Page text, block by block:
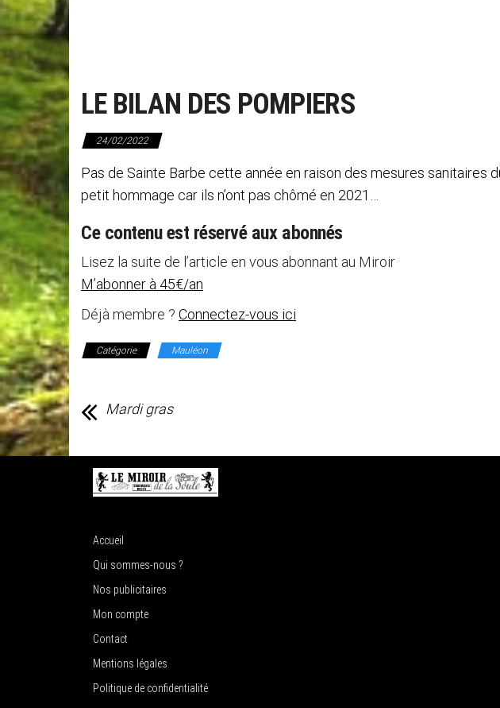
LE BILAN DES POMPIERS
24/02/2022
Pas de Sainte Barbe cette année en raison des mesures sanitaires
petit hommage car ils n’ont pas chômé en 2021…
Ce contenu est réservé aux abonnés
Lisez la suite de l’article en vous abonnant au Miroir
M’abonner à 45€/an
Déjà membre ? Connectez-vous ici
Catégorie Mauléon
Mardi gras
Accueil
Qui sommes-nous ?
Nos publicitaires
Mon compte
Contact
Mentions légales
Politique de confidentialité